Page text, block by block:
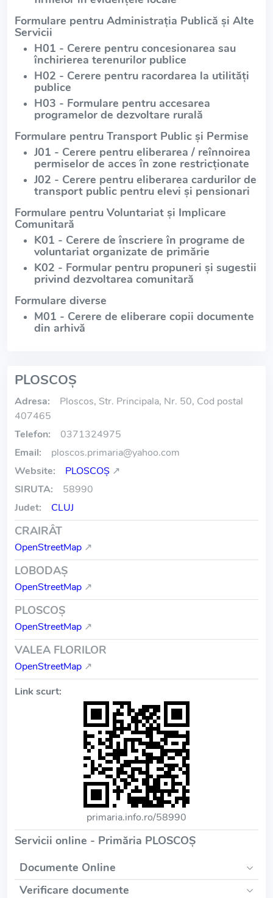
Formulare pentru Administrația Publică și Alte
Servicii
H01 - Cerere pentru concesionarea sau
închirierea terenurilor publice
H02 - Cerere pentru racordarea la utilități
publice
H03 - Formulare pentru accesarea
programelor de dezvoltare rurală
Formulare pentru Transport Public și Permise
J01 - Cerere pentru eliberarea / reînnoirea
permiselor de acces în zone restricționate
J02 - Cerere pentru eliberarea cardurilor de
transport public pentru elevi și pensionari
Formulare pentru Voluntariat și Implicare
Comunitară
K01 - Cerere de înscriere în programe de
voluntariat organizate de primărie
K02 - Formular pentru propuneri și sugestii
privind dezvoltarea comunitară
Formulare diverse
M01 - Cerere de eliberare copii documente
din arhivă
PLOSCOŞ
Adresa:
Ploscos, Str. Principala, Nr. 50, Cod postal
407465
Telefon:
0371324975
Email:
ploscos.primaria@yahoo.com
Website:
PLOSCOŞ ↗
SIRUTA:
58990
Judet:
CLUJ
CRAIRÂT
OpenStreetMap ↗
LOBODAŞ
OpenStreetMap ↗
PLOSCOŞ
OpenStreetMap ↗
VALEA FLORILOR
OpenStreetMap ↗
Link scurt:
primaria.info.ro/58990
Servicii online - Primăria PLOSCOŞ
Documente Online
Verificare documente